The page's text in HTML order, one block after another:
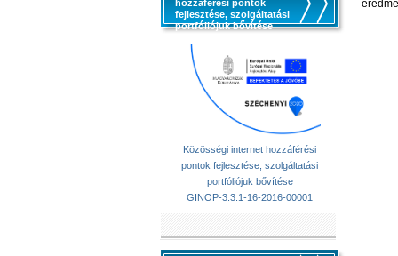
hozzáférési pontok
fejlesztése, szolgáltatási
portfóliójuk bővítése
Közösségi internet hozzáférési
pontok fejlesztése, szolgáltatási
portfóliójuk bővítése
GINOP-3.3.1-16-2016-00001